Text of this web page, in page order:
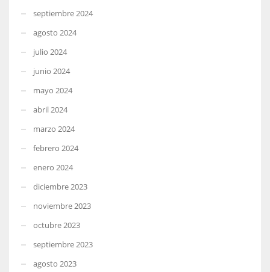
septiembre 2024
agosto 2024
julio 2024
junio 2024
mayo 2024
abril 2024
marzo 2024
febrero 2024
enero 2024
diciembre 2023
noviembre 2023
octubre 2023
septiembre 2023
agosto 2023